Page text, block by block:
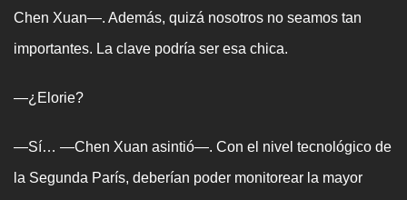
Chen Xuan—. Además, quizá nosotros no seamos tan
importantes. La clave podría ser esa chica.
—¿Elorie?
—Sí… —Chen Xuan asintió—. Con el nivel tecnológico de
la Segunda París, deberían poder monitorear la mayor